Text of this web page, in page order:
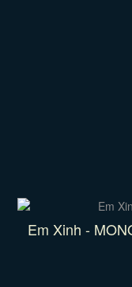
Em Xinh -